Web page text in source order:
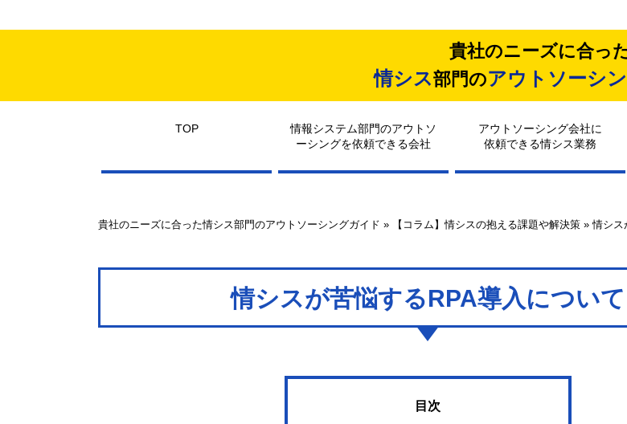
貴社のニーズに合っ
情シス部門のアウトソーシ
TOP
情報システム部門のアウトソ
ーシングを依頼できる会社
アウトソーシング会社に
依頼できる情シス業務
貴社のニーズに合った情シス部門のアウトソーシングガイド » 【コラム】情シスの抱える課題や解決策 »情シス
情シスが苦悩するRPA導入について